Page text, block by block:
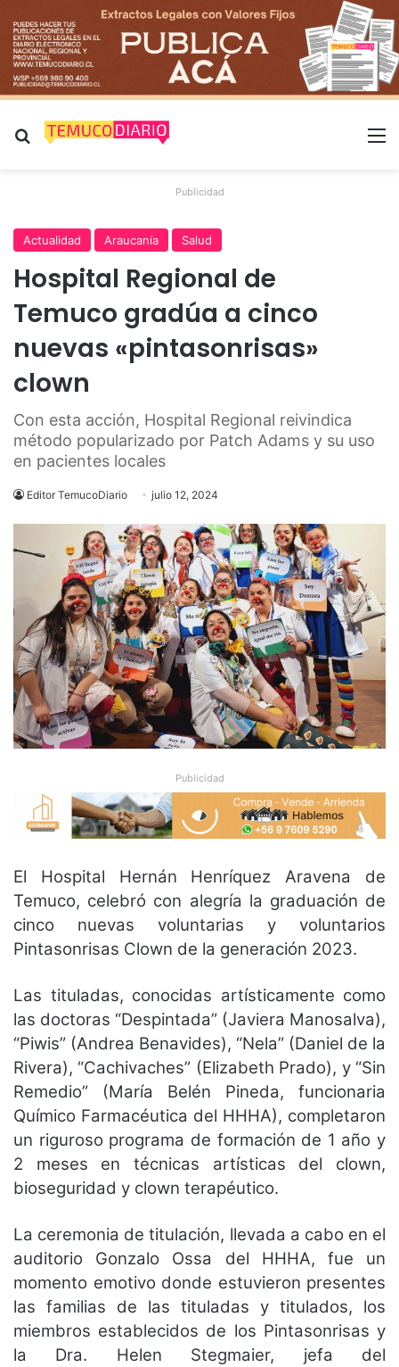
Buscar por
Publicidad
Actualidad Araucanía Salud
Hospital Regional de
Temuco gradúa a cinco
nuevas «pintasonrisas»
clown
Con esta acción, Hospital Regional reivindica
método popularizado por Patch Adams y su uso
en pacientes locales
Editor TemucoDiario julio 12, 2024
Publicidad
El Hospital Hernán Henríquez Aravena de
Temuco, celebró con alegría la graduación de
cinco nuevas voluntarias y voluntarios
Pintasonrisas Clown de la generación 2023.
Las tituladas, conocidas artísticamente como
las doctoras “Despintada” (Javiera Manosalva),
“Piwis” (Andrea Benavides), “Nela” (Daniel de la
Rivera), “Cachivaches” (Elizabeth Prado), y “Sin
Remedio” (María Belén Pineda, funcionaria
Químico Farmacéutica del HHHA), completaron
un riguroso programa de formación de 1 año y
2 meses en técnicas artísticas del clown,
bioseguridad y clown terapéutico.
La ceremonia de titulación, llevada a cabo en el
auditorio Gonzalo Ossa del HHHA, fue un
momento emotivo donde estuvieron presentes
las familias de las tituladas y titulados, los
miembros establecidos de los Pintasonrisas y
la Dra. Helen Stegmaier, jefa del